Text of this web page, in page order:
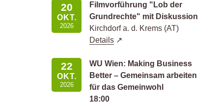
20
OKT.
2026
Filmvorführung "Lob der
Grundrechte" mit Diskussion
Kirchdorf a. d. Krems (AT)
Details
22
OKT.
2026
WU Wien: Making Business
Better – Gemeinsam arbeiten
für das Gemeinwohl
18:00